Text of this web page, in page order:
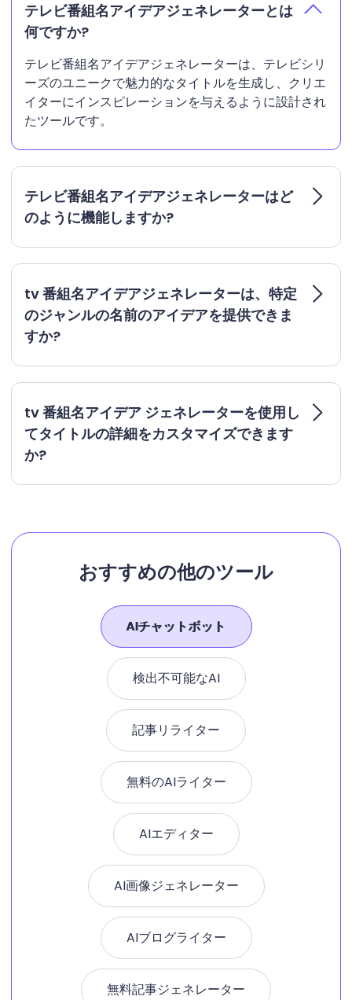
テレビ番組名アイデアジェネレーターとは
何ですか?
テレビ番組名アイデアジェネレーターは、テレビシリ
ーズのユニークで魅力的なタイトルを生成し、クリエ
イターにインスピレーションを与えるように設計され
たツールです。
テレビ番組名アイデアジェネレーターはど
のように機能しますか?
tv 番組名アイデアジェネレーターは、特定
のジャンルの名前のアイデアを提供できま
すか?
tv 番組名アイデア ジェネレーターを使用し
てタイトルの詳細をカスタマイズできます
か?
おすすめの他のツール
AIチャットボット
検出不可能なAI
記事リライター
無料のAIライター
AIエディター
AI画像ジェネレーター
AIブログライター
無料記事ジェネレーター